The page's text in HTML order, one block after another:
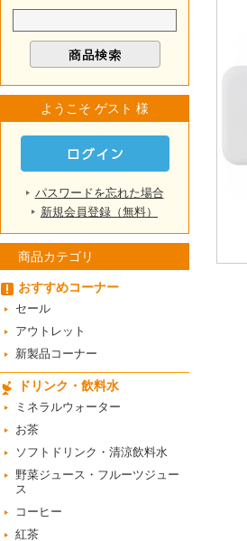
ようこそ ゲスト 様
パスワードを忘れた場合
新規会員登録（無料）
商品カテゴリ
おすすめコーナー
セール
アウトレット
新製品コーナー
ドリンク・飲料水
ミネラルウォーター
お茶
ソフトドリンク・清涼飲料水
野菜ジュース・フルーツジュー
ス
コーヒー
紅茶